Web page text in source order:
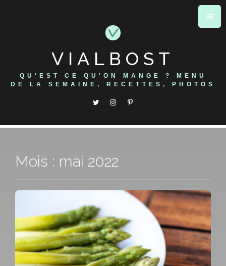
VIALBOST
QU'EST CE QU'ON MANGE ? MENU
DE LA SEMAINE, RECETTES, PHOTOS
Mois : mai 2022